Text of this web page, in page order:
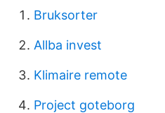
Bruksorter
Allba invest
Klimaire remote
Project goteborg